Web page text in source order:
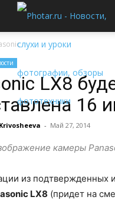
LX8
16
- Май 27, 2014
камеры
из подтвержденных
LX8 (придет на